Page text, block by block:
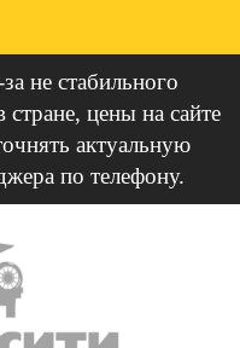
не стабильного
цены на сайте
актуальную
по телефону.